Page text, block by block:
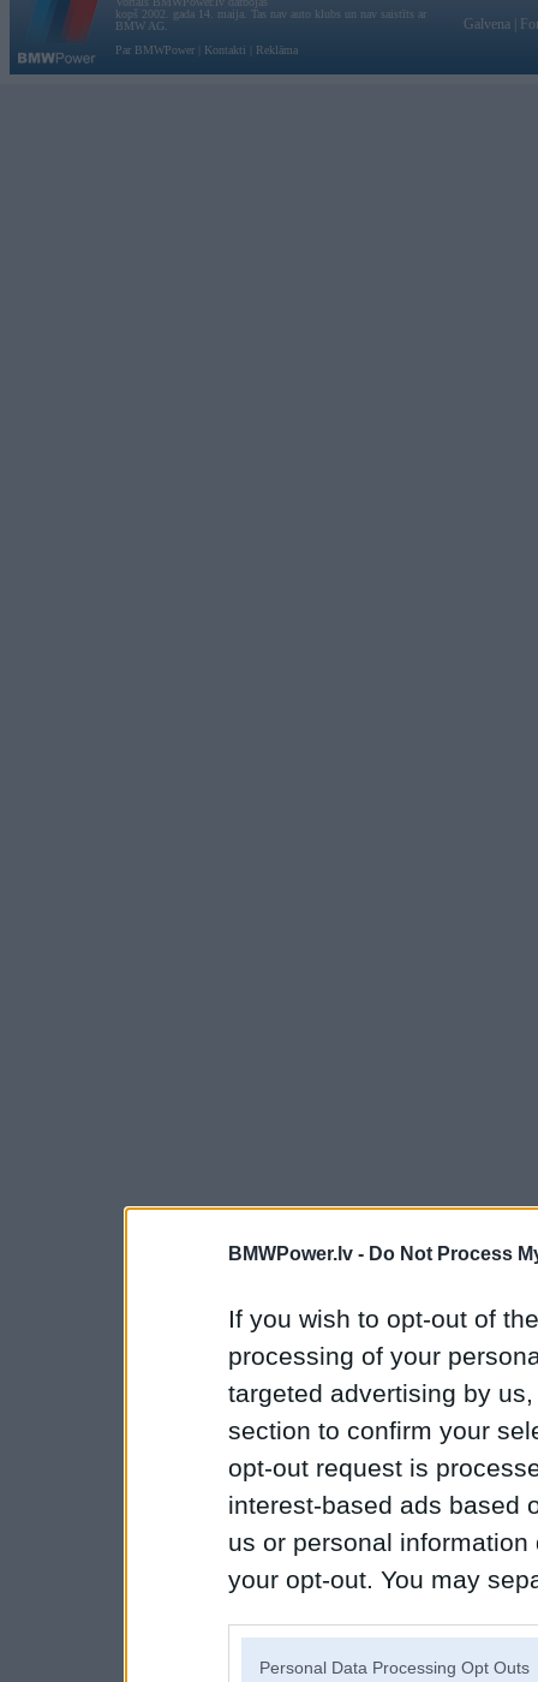
BMWPower.lv - Do Not Process
If you wish to opt-out of
processing of your
targeted advertising by
section to confirm your
opt-out request is
interest-based ads based
us or personal
your opt-out. You may
Personal Data Processing Opt Outs
kopš 2002. gada 14. maija. Tas nav auto klubs un nav saistīts ar
BMW AG.
Par BMWPower
Kontakti Reklāma
Galvena